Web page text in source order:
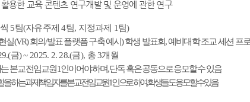
용한 교육 콘텐츠 연구개발 및 운영에 관한 연구
5팀(자유주제 4팀, 지정과제 1팀)
실(VR) 회의/발표 플랫폼 구축 예시) 학생 발표회, 예비대학 조교 세션 프
금) ~ 2025. 2. 28.(금), 총 3개월
본교 전임교원 1인이어야 하며, 단독 혹은 공동으로 응모할 수 있음
하는 과제책임자를 본교 전임교원 1인으로 하여, 학생들도 응모할 수 있음